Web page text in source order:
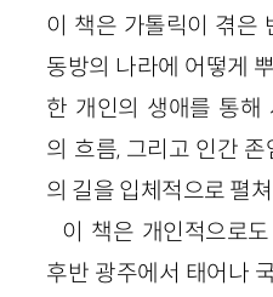
이 책은 가톨릭이 겪은
동방의 나라에 어떻게
한 개인의 생애를 통해
의 흐름, 그리고 인간
의 길을 입체적으로 펼
이 책은 개인적으로
후반 광주에서 태어나